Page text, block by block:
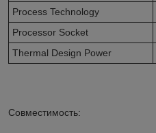
Process Technology
Processor Socket
Thermal Design Power
Совместимость: